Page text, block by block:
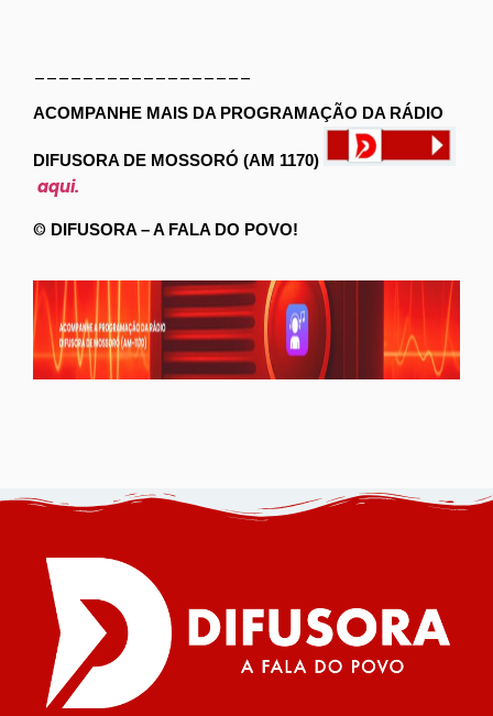
ACOMPANHE MAIS DA PROGRAMAÇÃO DA RÁDIO
DIFUSORA DE MOSSORÓ (AM 1170)
aqui.
© DIFUSORA – A FALA DO POVO!